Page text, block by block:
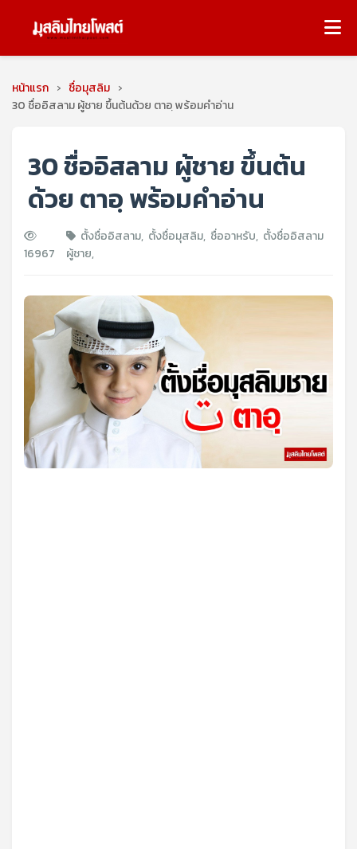
หน้าแรก › ชื่อมุสลิม ›
30 ชื่ออิสลาม ผู้ชาย ขึ้นต้นด้วย ตาอฺ พร้อมคำอ่าน
30 ชื่ออิสลาม ผู้ชาย ขึ้นต้น
ด้วย ตาอฺ พร้อมคำอ่าน
16967
ตั้งชื่ออิสลาม, ตั้งชื่อมุสลิม, ชื่ออาหรับ, ตั้งชื่ออิสลาม
ผู้ชาย,